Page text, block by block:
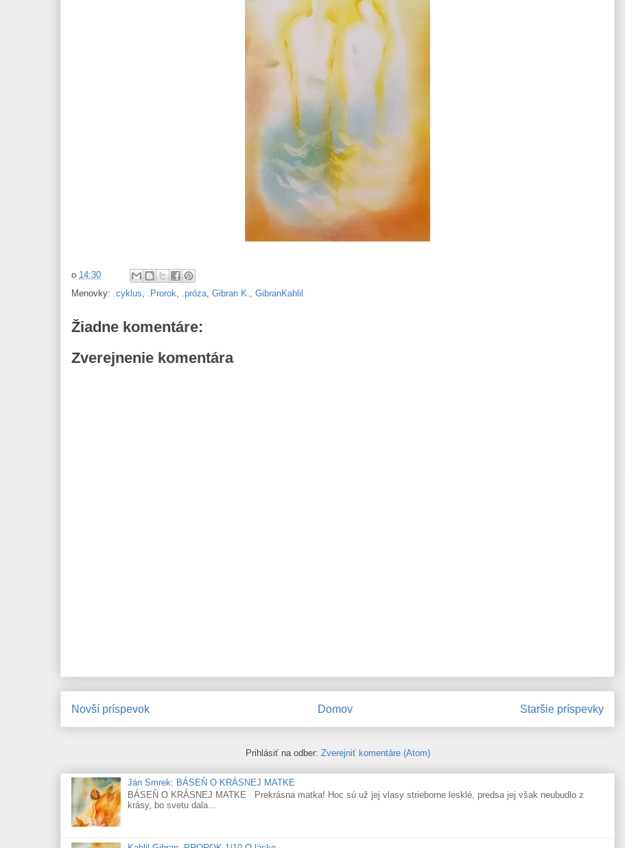
o 14:30
Menovky: .cyklus .Prorok .próza Gibran K. GibranKahlil
Žiadne komentáre:
Zverejnenie komentára
Novší príspevok Staršie príspevky
Domov
Prihlásiť na odber: Zverejniť komentáre (Atom)
Ján Smrek: BÁSEŇ O KRÁSNEJ MATKE
BÁSEŇ O KRÁSNEJ MATKE Prekrásna matka! Hoc sú už jej vlasy strieborne lesklé, predsa jej však neubudlo z
krásy, bo svetu dala...